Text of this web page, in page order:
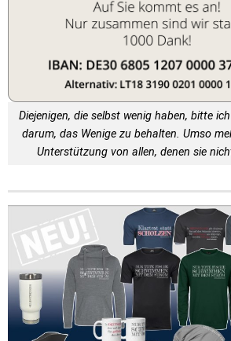
Diejenigen, die selbst wenig haben, bitte
darum, das Wenige zu behalten. Umso
Unterstützung von allen, denen sie